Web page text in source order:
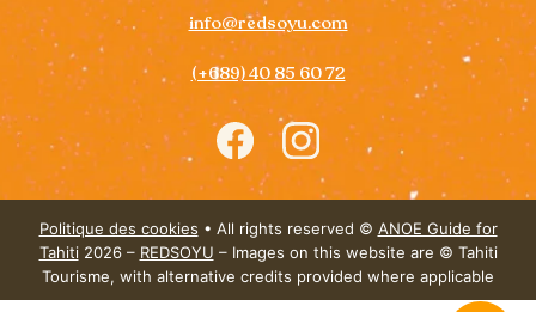
info@redsoyu.com
(+689) 40 85 60 72
Icon
label
Icon
label
Politique des cookies • All rights reserved © ANOE Guide for
Tahiti2026 – REDSOYU – Images on this website are © Tahiti
Tourisme, with alternative credits provided where applicable